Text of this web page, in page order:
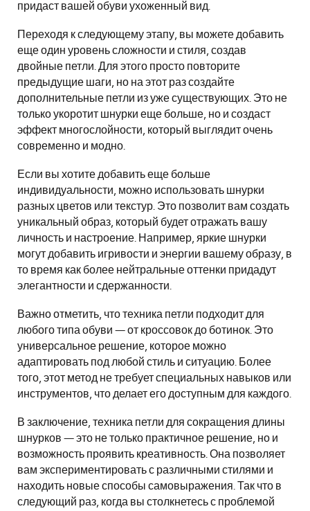
придаст вашей обуви ухоженный вид.
Переходя к следующему этапу, вы можете добавить
еще один уровень сложности и стиля, создав
двойные петли. Для этого просто повторите
предыдущие шаги, но на этот раз создайте
дополнительные петли из уже существующих. Это не
только укоротит шнурки еще больше, но и создаст
эффект многослойности, который выглядит очень
современно и модно.
Если вы хотите добавить еще больше
индивидуальности, можно использовать шнурки
разных цветов или текстур. Это позволит вам создать
уникальный образ, который будет отражать вашу
личность и настроение. Например, яркие шнурки
могут добавить игривости и энергии вашему образу, в
то время как более нейтральные оттенки придадут
элегантности и сдержанности.
Важно отметить, что техника петли подходит для
любого типа обуви — от кроссовок до ботинок. Это
универсальное решение, которое можно
адаптировать под любой стиль и ситуацию. Более
того, этот метод не требует специальных навыков или
инструментов, что делает его доступным для каждого.
В заключение, техника петли для сокращения длины
шнурков — это не только практичное решение, но и
возможность проявить креативность. Она позволяет
вам экспериментировать с различными стилями и
находить новые способы самовыражения. Так что в
следующий раз, когда вы столкнетесь с проблемой